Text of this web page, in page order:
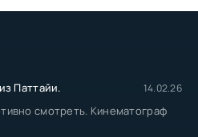
Паттайи. 14.02.26
смотреть. Кинематограф